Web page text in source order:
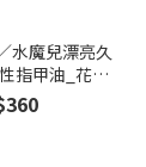
水魔兒漂亮久
指甲油_花神